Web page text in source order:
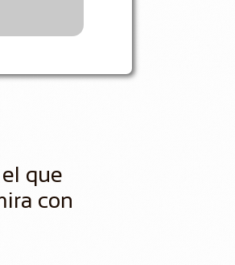
que
con